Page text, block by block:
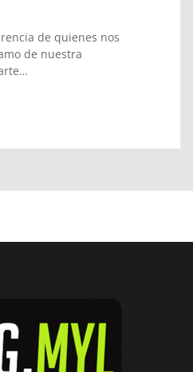
de quienes nos
de nuestra